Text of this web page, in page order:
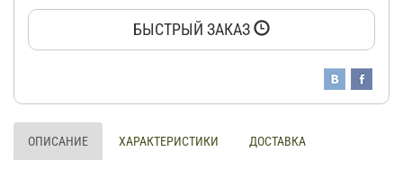
БЫСТРЫЙ ЗАКАЗ
ОПИСАНИЕ ХАРАКТЕРИСТИКИ ДОСТАВКА